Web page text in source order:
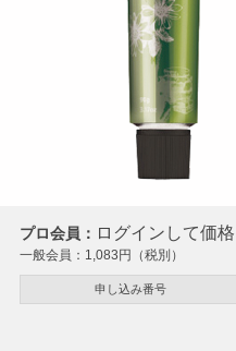
プロ会員： ログインして価
一般会員： 1,083円（税別）
申し込み番号